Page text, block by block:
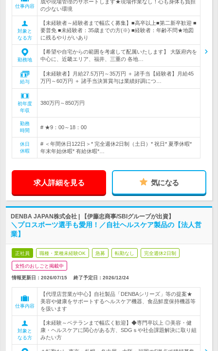
仕事内容
成や現場管理のサポートします★現場作業なし！心も身体も負担
の少ない環境
対象と
なる方
【未経験者～経験者まで幅広く募集】■高卒以上■第二新卒歓迎 ■
要普免 ■未経験者：35歳までの方(※) ■経験者：年齢不問★地図
に残るやりがいあり
勤務地
【希望や自宅からの範囲を考慮して配属いたします】 大阪府内を
中心に、近畿エリア、福井、三重の 各地…
給与
【未経験者】月給27.5万円～35万円 ＋ 諸手当【経験者】月給45
万円～60万円 ＋ 諸手当決算賞与は業績好調につ…
初年度
年収
380万円～850万円
勤務
時間
# ★9：00～18：00
休日
休暇
# ＜年間休日122日＞* 完全週休2日制（土日）* 祝日* 夏季休暇*
年末年始休暇* 有給休暇*…
求人詳細を見る 気になる
DENBA JAPAN株式会社 | 【伊藤忠商事/SBIグループが出資】
＼プロスポーツ選手も愛用！／自社ヘルスケア製品の【法人営
業】
正社員 職種・業種未経験OK 急募 転勤なし 完全週休2日制
女性のおしごと掲載中
情報更新日：2026/07/15 終了予定日： 2026/12/24
仕事内容
【代理店営業が中心】自社製品「DENBAシリーズ」等の提案★
美容や健康をサポートするヘルスケア機器、食品鮮度保持機器等
を扱います
対象と
なる方
【未経験～ベテランまで幅広く歓迎】◆専門卒以上 ◎美容・健
康・ヘルスケアに関心がある方、SDGｓや社会課題解決に取り組
みたい方